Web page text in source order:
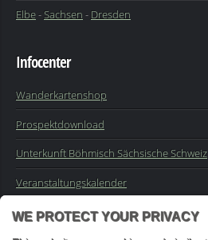
Elbe-Sachsen - Dresden
Infocenter
Wanderkartenshop
Prospektdownload
Unterkunft Böhmisch Sächsische Schweiz
Veranstaltungskalender